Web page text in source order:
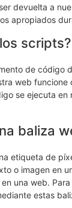
devuelta a
apropiados
scripts?
de código
web
se ejecuta en
baliza
etiqueta de
o imagen en
una web.
estas